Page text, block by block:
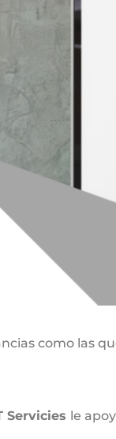
como las
Servicies le